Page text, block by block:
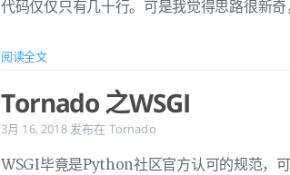
代码仅仅只有几十行。可是我觉得思路很新
阅读全文
Tornado 之WSGI
3月 16, 2018 发布在 Tornado
WSGI毕竟是Python社区官方认可的规范，